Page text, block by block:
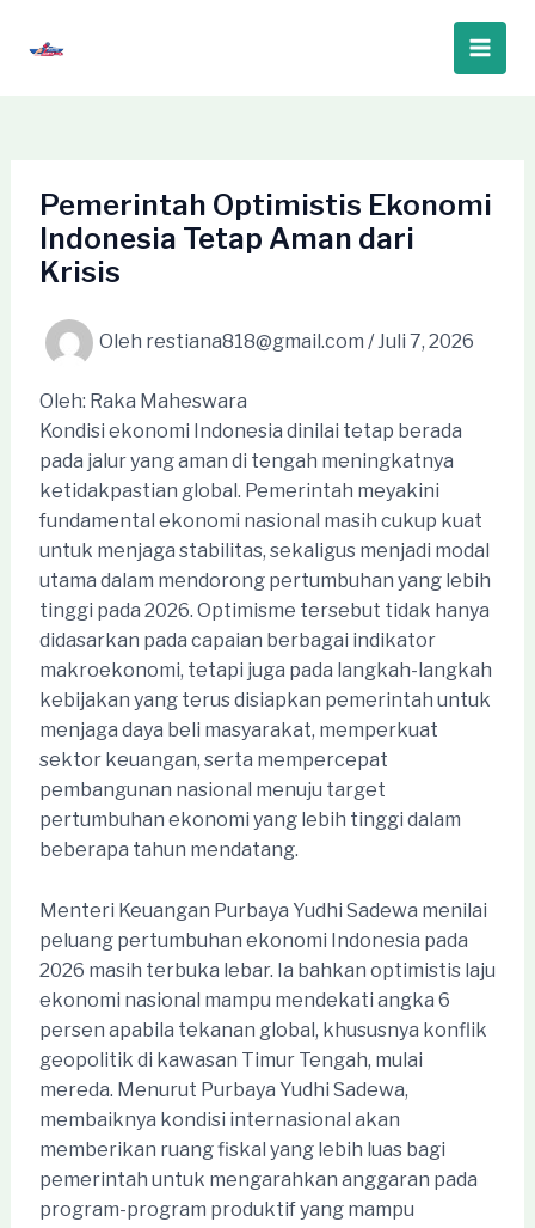
Main
Pemerintah Optimistis Ekonomi
Indonesia Tetap Aman dari
Krisis
Oleh restiana818@gmail.com /Juli 7, 2026
Oleh: Raka Maheswara
Kondisi ekonomi Indonesia dinilai tetap berada
pada jalur yang aman di tengah meningkatnya
ketidakpastian global. Pemerintah meyakini
fundamental ekonomi nasional masih cukup kuat
untuk menjaga stabilitas, sekaligus menjadi modal
utama dalam mendorong pertumbuhan yang lebih
tinggi pada 2026. Optimisme tersebut tidak hanya
didasarkan pada capaian berbagai indikator
makroekonomi, tetapi juga pada langkah-langkah
kebijakan yang terus disiapkan pemerintah untuk
menjaga daya beli masyarakat, memperkuat
sektor keuangan, serta mempercepat
pembangunan nasional menuju target
pertumbuhan ekonomi yang lebih tinggi dalam
beberapa tahun mendatang.
Menteri Keuangan Purbaya Yudhi Sadewa menilai
peluang pertumbuhan ekonomi Indonesia pada
2026 masih terbuka lebar. Ia bahkan optimistis laju
ekonomi nasional mampu mendekati angka 6
persen apabila tekanan global, khususnya konflik
geopolitik di kawasan Timur Tengah, mulai
mereda. Menurut Purbaya Yudhi Sadewa,
membaiknya kondisi internasional akan
memberikan ruang fiskal yang lebih luas bagi
pemerintah untuk mengarahkan anggaran pada
program-program produktif yang mampu